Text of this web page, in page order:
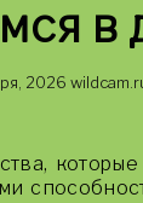
в
2026